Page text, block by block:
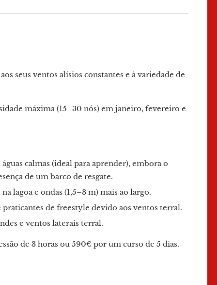
seus ventos alísios constantes e à variedade de
máxima (15–30 nós) em janeiro, fevereiro e
calmas (ideal para aprender), embora o
de um barco de resgate.
lagoa e ondas (1,5–3 m) mais ao largo.
de freestyle devido aos ventos terral.
e ventos laterais terral.
de 3 horas ou 590€ por um curso de 5 dias.